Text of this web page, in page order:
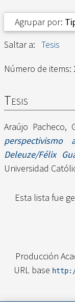
Agrupar por:
Saltar a: Tesis
Número de items:
Tesis
Araújo Pacheco,
perspectivismo
Deleuze/Félix
Universidad
Esta lista fue
Producción
URL base